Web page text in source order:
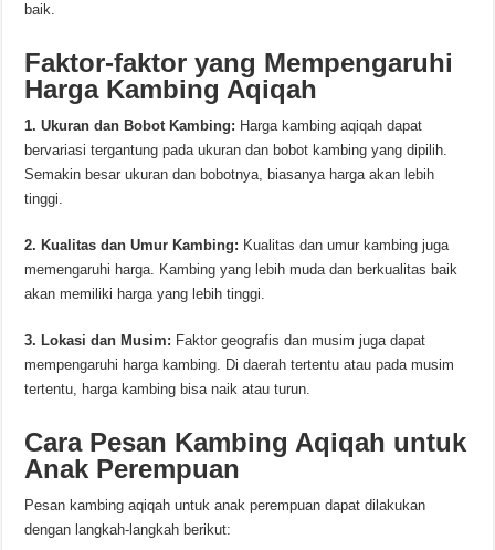
baik.
Faktor-faktor yang Mempengaruhi
Harga Kambing Aqiqah
1. Ukuran dan Bobot Kambing: Harga kambing aqiqah dapat
bervariasi tergantung pada ukuran dan bobot kambing yang dipilih.
Semakin besar ukuran dan bobotnya, biasanya harga akan lebih
tinggi.
2. Kualitas dan Umur Kambing: Kualitas dan umur kambing juga
memengaruhi harga. Kambing yang lebih muda dan berkualitas baik
akan memiliki harga yang lebih tinggi.
3. Lokasi dan Musim: Faktor geografis dan musim juga dapat
mempengaruhi harga kambing. Di daerah tertentu atau pada musim
tertentu, harga kambing bisa naik atau turun.
Cara Pesan Kambing Aqiqah untuk
Anak Perempuan
Pesan kambing aqiqah untuk anak perempuan dapat dilakukan
dengan langkah-langkah berikut: